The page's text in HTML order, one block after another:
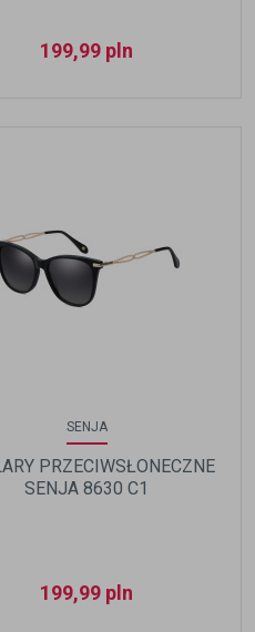
199,99 pln
SENJA
PRZECIWSŁONECZNE
SENJA 8630 C1
199,99 pln